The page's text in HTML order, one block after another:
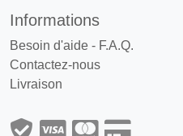
Informations
Besoin d'aide - F.A.Q.
Contactez-nous
Livraison